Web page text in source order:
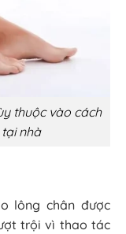
thuộc vào cách
nhà
lông chân được
trội vì thao tác